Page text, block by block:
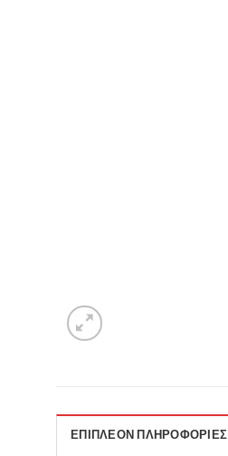
ΕΠΙΠΛΈΟΝ ΠΛΗΡΟΦΟΡΊΕΣ